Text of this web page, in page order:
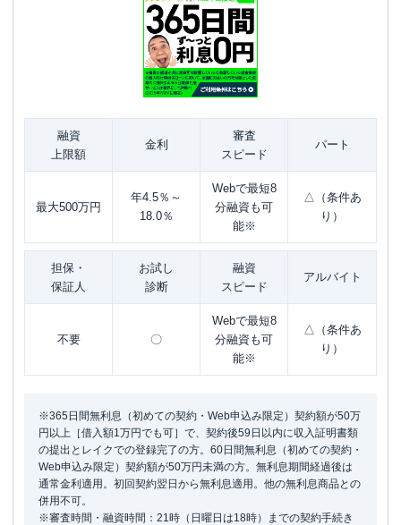
融資
上限額
金利
審査
スピード
パート
最大500万円
年4.5％～
18.0％
Webで最短8
分融資も可
能※
△（条件あ
り）
担保・
保証人
お試し
診断
融資
スピード
アルバイト
不要 〇
Webで最短8
分融資も可
能※
△（条件あ
り）
※365日間無利息（初めての契約・Web申込み限定）契約額が50万
円以上［借入額1万円でも可］で、契約後59日以内に収入証明書類
の提出とレイクでの登録完了の方。60日間無利息（初めての契約・
Web申込み限定）契約額が50万円未満の方。無利息期間経過後は
通常金利適用。初回契約翌日から無利息適用。他の無利息商品との
併用不可。
※審査時間・融資時間：21時（日曜日は18時）までの契約手続き